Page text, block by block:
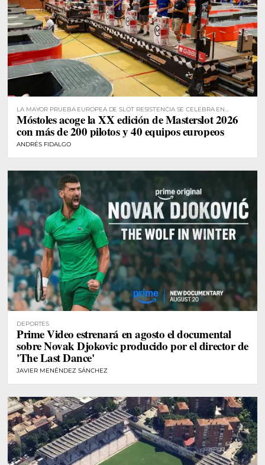
LA MAYOR PRUEBA EUROPEA DE SLOT RESISTENCIA SE CELEBRA EN
MÓSTOLES
Móstoles acoge la XX edición de Masterslot 2026
con más de 200 pilotos y 40 equipos europeos
ANDRÉS FIDALGO
DEPORTES
Prime Video estrenará en agosto el documental
sobre Novak Djokovic producido por el director de
'The Last Dance'
JAVIER MENÉNDEZ SÁNCHEZ